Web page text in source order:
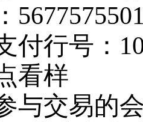
付行号：
看样
与交易的